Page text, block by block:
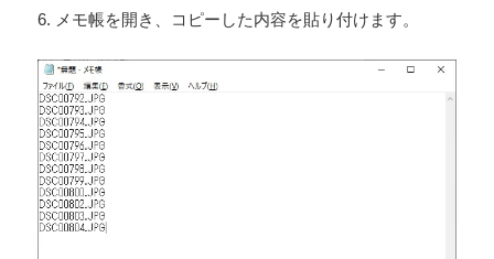
6. メモ帳を開き、コピーした内容を貼り付けます。